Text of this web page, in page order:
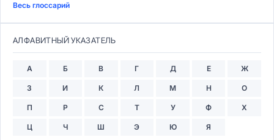
Весь глоссарий
АЛФАВИТНЫЙ УКАЗАТЕЛЬ
А Б В Г Д Е Ж
З И К Л М Н О
П Р С Т У Ф Х
Ц Ч Ш Э Ю Я